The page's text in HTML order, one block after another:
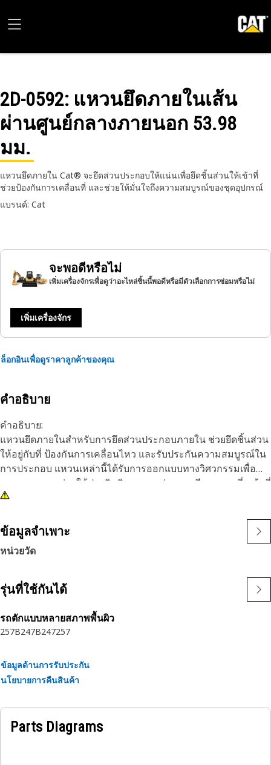
2D-0592: แหวนยึดภายในเส้น
ผ่านศูนย์กลางภายนอก 53.98
มม.
แหวนยึดภายใน Cat® จะยึดส่วนประกอบให้แน่นเพื่อยึดชิ้นส่วนให้เข้าที่
ช่วยป้องกันการเคลื่อนที่ และช่วยให้มั่นใจถึงความสมบูรณ์ของชุดอุปกรณ์
แบรนด์: Cat
จะพอดีหรือไม่
เพิ่มเครื่องจักรเพื่อดูว่าอะไหล่ชิ้นนี้พอดีหรือมีตัวเลือกการซ่อมหรือไม่
เพิ่มเครื่องจักร
ล็อกอินเพื่อดูราคาลูกค้าของคุณ
คำอธิบาย
คำอธิบาย:
แหวนยึดภายในสำหรับการยึดส่วนประกอบภายใน ช่วยยึดชิ้นส่วน
ให้อยู่กับที่ ป้องกันการเคลื่อนไหว และรับประกันความสมบูรณ์ใน
การประกอบ แหวนเหล่านี้ได้รับการออกแบบทางวิศวกรรมเพื่อ
ความทนทาน ช่วยให้ประสิทธิภาพการประกอบมีความคงที่ หน้าที่
ของแหวนยึดในการรักษาส่วนประกอบให้อยู่ในตำแหน่งอย่างแน่น
เหมาะสม
คุณลักษณะ:
• ป้องกันการเคลื่อนที่และรักษาความสมบูรณ์ของชุด
• ผ่านการออกแบบทางวิศวกรรมเพื่อประสิทธิภาพที่คงทน
• ยึดชิ้นส่วนให้เข้าที่เพื่อป้องกันการหลุดออก
ให้ชิ้นส่วนเคลื่อนที่หรือหลุดออก
ข้อมูลจำเพาะ
หน่วยวัด
รุ่นที่ใช้กันได้
รถตักแบบหลายสภาพพื้นผิว
257B247B247257
ข้อมูลด้านการรับประกัน
นโยบายการคืนสินค้า
Parts Diagrams